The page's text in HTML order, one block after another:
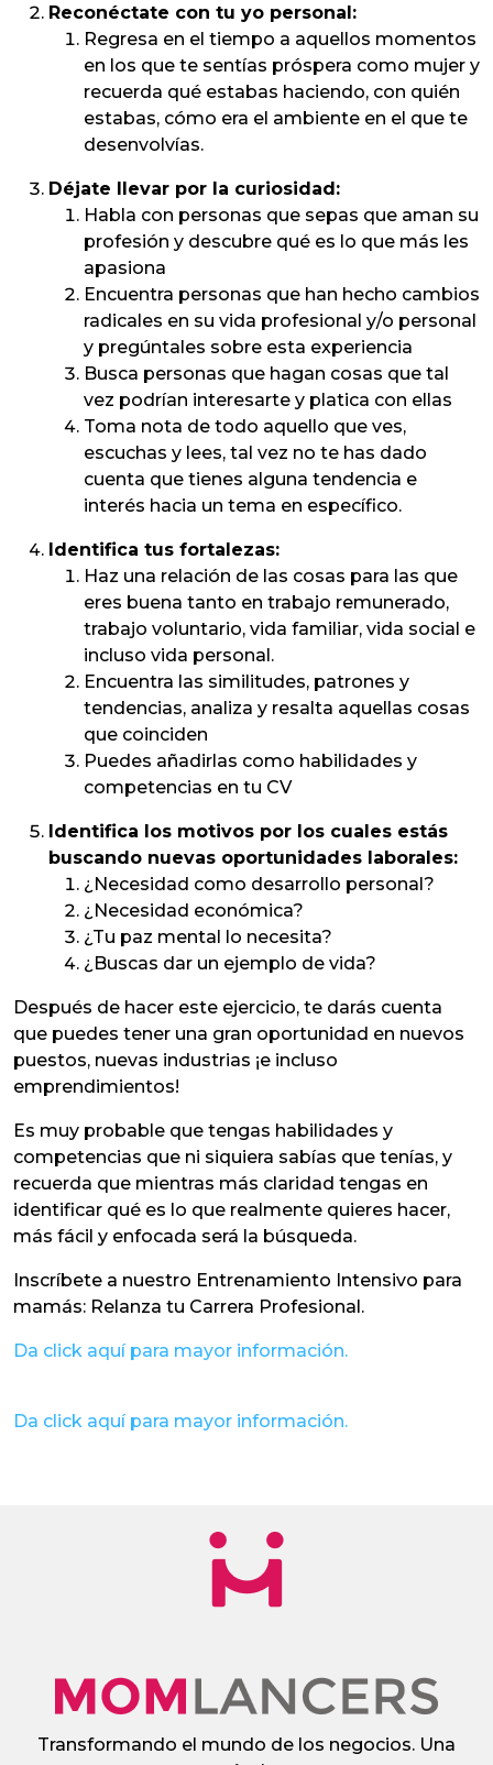
Reconéctate con tu yo personal:
Regresa en el tiempo a aquellos momentos
en los que te sentías próspera como mujer y
recuerda qué estabas haciendo, con quién
estabas, cómo era el ambiente en el que te
desenvolvías.
Déjate llevar por la curiosidad:
Habla con personas que sepas que aman su
profesión y descubre qué es lo que más les
apasiona
Encuentra personas que han hecho cambios
radicales en su vida profesional y/o personal
y pregúntales sobre esta experiencia
Busca personas que hagan cosas que tal
vez podrían interesarte y platica con ellas
Toma nota de todo aquello que ves,
escuchas y lees, tal vez no te has dado
cuenta que tienes alguna tendencia e
interés hacia un tema en específico.
Identifica tus fortalezas:
Haz una relación de las cosas para las que
eres buena tanto en trabajo remunerado,
trabajo voluntario, vida familiar, vida social e
incluso vida personal.
Encuentra las similitudes, patrones y
tendencias, analiza y resalta aquellas cosas
que coinciden
Puedes añadirlas como habilidades y
competencias en tu CV
Identifica los motivos por los cuales estás
buscando nuevas oportunidades laborales:
¿Necesidad como desarrollo personal?
¿Necesidad económica?
¿Tu paz mental lo necesita?
¿Buscas dar un ejemplo de vida?
Después de hacer este ejercicio, te darás cuenta
que puedes tener una gran oportunidad en nuevos
puestos, nuevas industrias ¡e incluso
emprendimientos!
Es muy probable que tengas habilidades y
competencias que ni siquiera sabías que tenías, y
recuerda que mientras más claridad tengas en
identificar qué es lo que realmente quieres hacer,
más fácil y enfocada será la búsqueda.
Inscríbete a nuestro Entrenamiento Intensivo para
mamás: Relanza tu Carrera Profesional.
Da click aquí para mayor información.
Da click aquí para mayor información.
Transformando el mundo de los negocios. Una